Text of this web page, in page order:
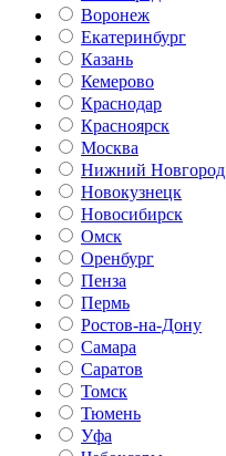
Воронеж
Екатеринбург
Казань
Кемерово
Краснодар
Красноярск
Москва
Нижний Новгород
Новокузнецк
Новосибирск
Омск
Оренбург
Пенза
Пермь
Ростов-на-Дону
Самара
Саратов
Томск
Тюмень
Уфа